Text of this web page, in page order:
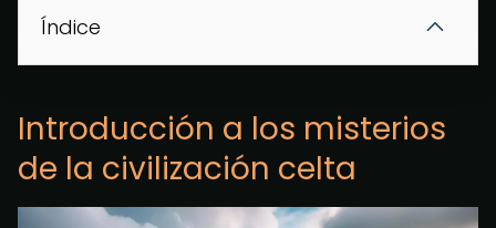
Índice
Introducción a los misterios
de la civilización celta